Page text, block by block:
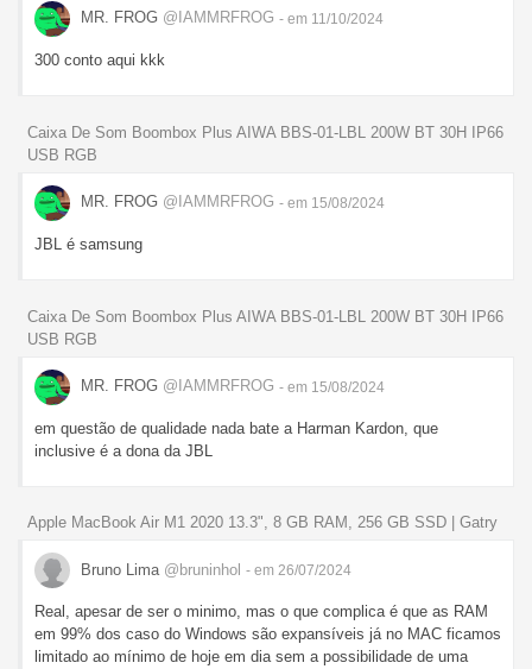
MR. FROG @IAMMRFROG - em 11/10/2024
300 conto aqui kkk
Caixa De Som Boombox Plus AIWA BBS-01-LBL 200W BT 30H IP66
USB RGB
MR. FROG @IAMMRFROG - em 15/08/2024
JBL é samsung
Caixa De Som Boombox Plus AIWA BBS-01-LBL 200W BT 30H IP66
USB RGB
MR. FROG @IAMMRFROG - em 15/08/2024
em questão de qualidade nada bate a Harman Kardon, que
inclusive é a dona da JBL
Apple MacBook Air M1 2020 13.3", 8 GB RAM, 256 GB SSD | Gatry
Bruno Lima @bruninhol - em 26/07/2024
Real, apesar de ser o minimo, mas o que complica é que as RAM
em 99% dos caso do Windows são expansíveis já no MAC ficamos
limitado ao mínimo de hoje em dia sem a possibilidade de uma